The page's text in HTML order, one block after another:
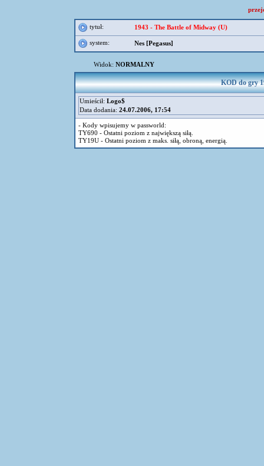
tytuł: 1943 - The Battle of Midway (U)
system: Nes [Pegasus]
Widok: NORMALNY
KOD do gry
Umieścił: Logo$
Data dodania: 24.07.2006, 17:54
- Kody wpisujemy w passworld:
TY690 - Ostatni poziom z największą siłą.
TY19U - Ostatni poziom z maks. siłą, obroną, energią.